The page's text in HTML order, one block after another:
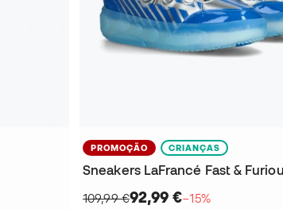
PROMOÇÃO CRIANÇAS
109,99 €92,99 €−15%